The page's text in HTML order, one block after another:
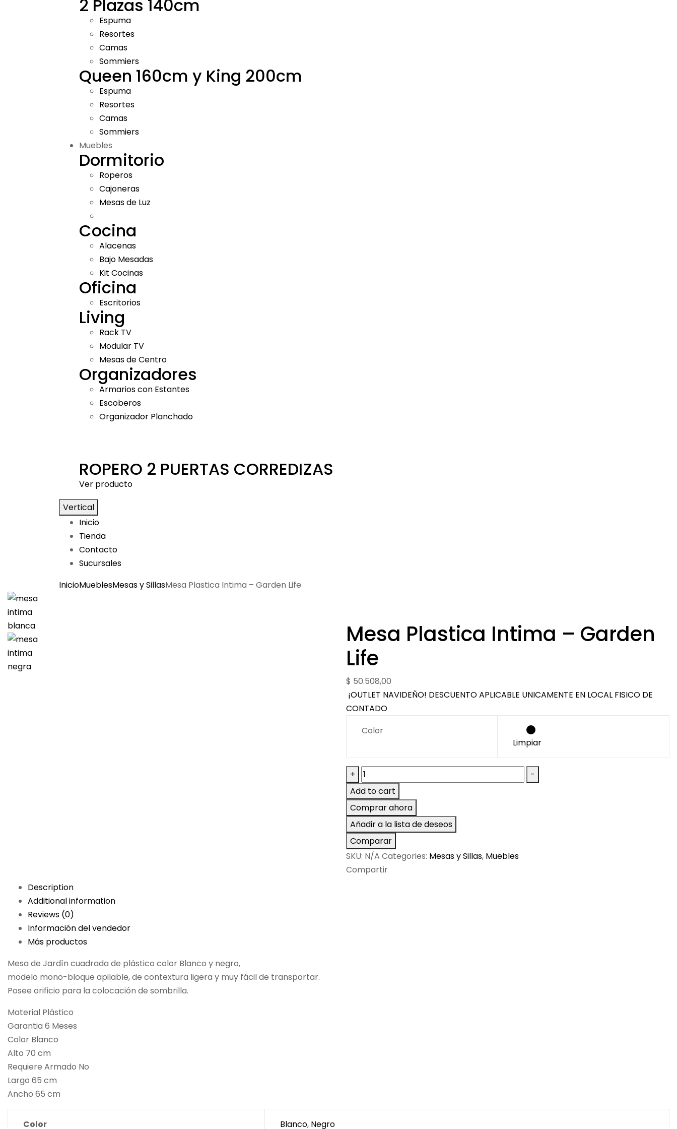
2 Plazas 140cm
Espuma
Resortes
Camas
Sommiers
Queen 160cm y King 200cm
Espuma
Resortes
Camas
Sommiers
Muebles
Dormitorio
Roperos
Cajoneras
Mesas de Luz
Cocina
Alacenas
Bajo Mesadas
Kit Cocinas
Oficina
Escritorios
Living
Rack TV
Modular TV
Mesas de Centro
Organizadores
Armarios con Estantes
Escoberos
Organizador Planchado
ROPERO 2 PUERTAS CORREDIZAS
Ver producto
Vertical
Inicio
Tienda
Contacto
Sucursales
InicioMueblesMesas y SillasMesa Plastica Intima – Garden Life
Mesa Plastica Intima – Garden
Life
$ 50.508,00
¡OUTLET NAVIDEÑO! DESCUENTO APLICABLE UNICAMENTE EN LOCAL FISICO DE
CONTADO
Color
Limpiar
+
Mesa
Plastica
Intima
-
Garden
Life
quantity
-
Add to cart
Comprar ahora
Añadir a la lista de deseos
Comparar
SKU: N/A Categories: Mesas y Sillas, Muebles
Compartir
Description
Additional information
Reviews (0)
Información del vendedor
Más productos
Mesa de Jardín cuadrada de plástico color Blanco y negro,
modelo mono-bloque apilable, de contextura ligera y muy fácil de transportar.
Posee orificio para la colocación de sombrilla.
Material Plástico
Garantia 6 Meses
Color Blanco
Alto 70 cm
Requiere Armado No
Largo 65 cm
Ancho 65 cm
Color Blanco, Negro